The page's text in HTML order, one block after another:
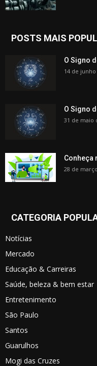
POSTS MAIS
O Signo
14 de junho
O Signo
31 de maio
Conheça
28 de
CATEGORIA
Notícias
Mercado
Educação & Carreiras
Saúde, beleza & bem estar
Entretenimento
São Paulo
Santos
Guarulhos
Mogi das Cruzes